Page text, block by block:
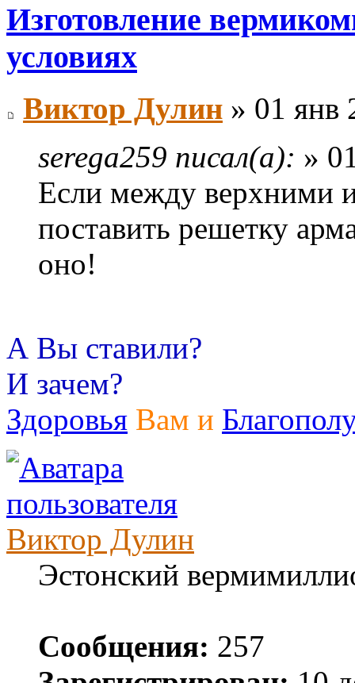
Изготовление
условиях
Виктор Дулин » 01 янв
serega259 писал(а): »
Если между верхними
поставить решетку
оно!
А Вы ставили?
И зачем?
Здоровья Вам и
Виктор Дулин
Эстонский
Сообщения: 257